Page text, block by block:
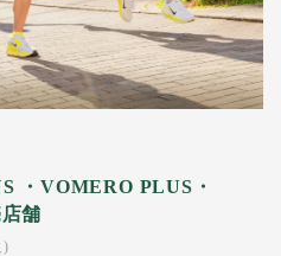
・VOMERO PLUS・
舗
)